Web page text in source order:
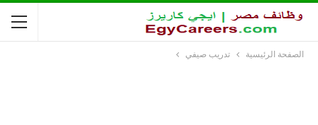
الصفحة الرئيسية تدريب صيفي